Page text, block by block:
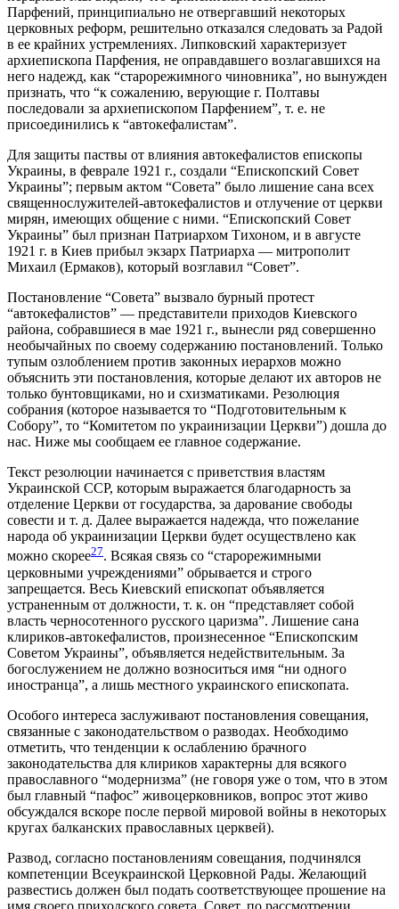
Парфений, принципиально не отвергавший некоторых
церковных реформ, решительно отказался следовать за Радой
в ее крайних устремлениях. Липковский характеризует
архиепископа Парфения, не оправдавшего возлагавшихся на
него надежд, как “старорежимного чиновника”, но вынужден
признать, что “к сожалению, верующие г. Полтавы
последовали за архиепископом Парфением”, т. е. не
присоединились к “автокефалистам”.
Для защиты паствы от влияния автокефалистов епископы
Украины, в феврале 1921 г., создали “Епископский Совет
Украины”; первым актом “Совета” было лишение сана всех
священнослужителей-автокефалистов и отлучение от церкви
мирян, имеющих общение с ними. “Епископский Совет
Украины” был признан Патриархом Тихоном, и в августе
1921 г. в Киев прибыл экзарх Патриарха — митрополит
Михаил (Ермаков), который возглавил “Совет”.
Постановление “Совета” вызвало бурный протест
“автокефалистов” — представители приходов Киевского
района, собравшиеся в мае 1921 г., вынесли ряд совершенно
необычайных по своему содержанию постановлений. Только
тупым озлоблением против законных иерархов можно
объяснить эти постановления, которые делают их авторов не
только бунтовщиками, но и схизматиками. Резолюция
собрания (которое называется то “Подготовительным к
Собору”, то “Комитетом по украинизации Церкви”) дошла до
нас. Ниже мы сообщаем ее главное содержание.
Текст резолюции начинается с приветствия властям
Украинской ССР, которым выражается благодарность за
отделение Церкви от государства, за дарование свободы
совести и т. д. Далее выражается надежда, что пожелание
народа об украинизации Церкви будет осуществлено как
можно скорее27. Всякая связь со “старорежимными
церковными учреждениями” обрывается и строго
запрещается. Весь Киевский епископат объявляется
устраненным от должности, т. к. он “представляет собой
власть черносотенного русского царизма”. Лишение сана
клириков-автокефалистов, произнесенное “Епископским
Советом Украины”, объявляется недействительным. За
богослужением не должно возноситься имя “ни одного
иностранца”, а лишь местного украинского епископата.
Особого интереса заслуживают постановления совещания,
связанные с законодательством о разводах. Необходимо
отметить, что тенденции к ослаблению брачного
законодательства для клириков характерны для всякого
православного “модернизма” (не говоря уже о том, что в этом
был главный “пафос” живоцерковников, вопрос этот живо
обсуждался вскоре после первой мировой войны в некоторых
кругах балканских православных церквей).
Развод, согласно постановлениям совещания, подчинялся
компетенции Всеукраинской Церковной Рады. Желающий
развестись должен был подать соответствующее прошение на
имя своего приходского совета. Совет, по рассмотрении